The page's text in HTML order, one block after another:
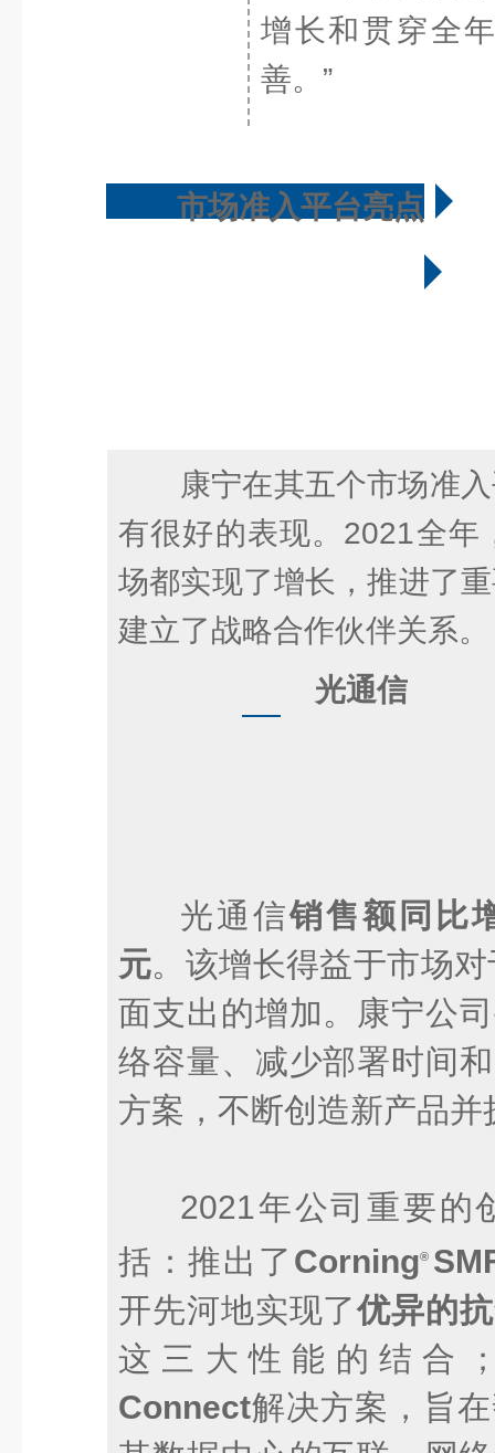
增长和贯穿全
善。”
市场准入平台亮点
康宁在其五个市场准
有很好的表现。2021全年
场都实现了增长，推进了
建立了战略合作伙伴关系。
光通信
光通信销售额同比
元。该增长得益于市场
面支出的增加。康宁公
络容量、减少部署时间
方案，不断创造新产品并
2021年公司重要的
括：推出了 Corning®
开先河地实现了优异的
这三大性能的结合
Connect解决方案，旨